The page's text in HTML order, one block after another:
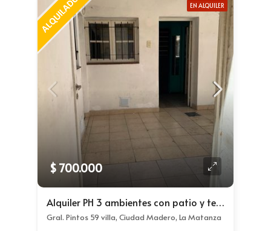
EN ALQUILER
$ 700.000
Alquiler PH 3 ambientes con patio y terraza a metros de Crovara
Gral. Pintos 59 villa, Ciudad Madero, La Matanza